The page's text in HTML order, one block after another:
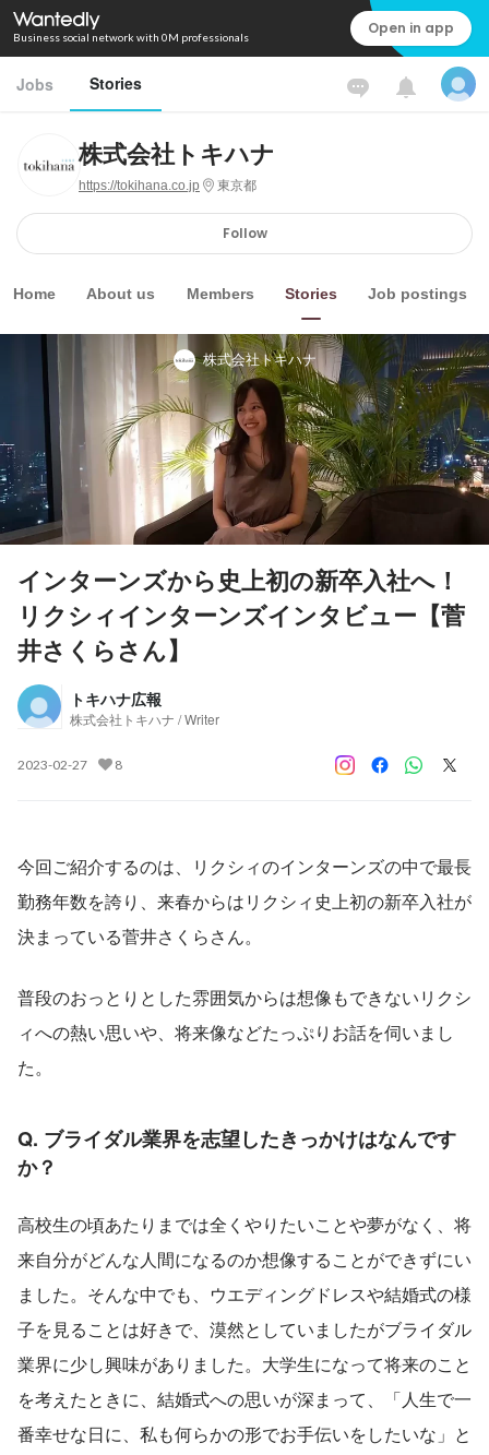
Business social network with 0M professionals Open in app
Jobs Stories
株式会社トキハナ
https://tokihana.co.jp 東京都
Follow
Home About us Members Stories Job postings
株式会社トキハナ
インターンズから史上初の新卒入社へ！
リクシィインターンズインタビュー【菅
井さくらさん】
トキハナ広報
株式会社トキハナ / Writer
2023-02-27 8
今回ご紹介するのは、リクシィのインターンズの中で最長
勤務年数を誇り、来春からはリクシィ史上初の新卒入社が
決まっている菅井さくらさん。
普段のおっとりとした雰囲気からは想像もできないリクシ
ィへの熱い思いや、将来像などたっぷりお話を伺いまし
た。
Q. ブライダル業界を志望したきっかけはなんです
か？
高校生の頃あたりまでは全くやりたいことや夢がなく、将
来自分がどんな人間になるのか想像することができずにい
ました。そんな中でも、ウエディングドレスや結婚式の様
子を見ることは好きで、漠然としていましたがブライダル
業界に少し興味がありました。大学生になって将来のこと
を考えたときに、結婚式への思いが深まって、「人生で一
番幸せな日に、私も何らかの形でお手伝いをしたいな」と